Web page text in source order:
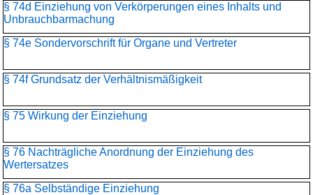
§ 74d Einziehung von Verkörperungen eines Inhalts und
Unbrauchbarmachung
§ 74e Sondervorschrift für Organe und Vertreter
§ 74f Grundsatz der Verhältnismäßigkeit
§ 75 Wirkung der Einziehung
§ 76 Nachträgliche Anordnung der Einziehung des
Wertersatzes
§ 76a Selbständige Einziehung